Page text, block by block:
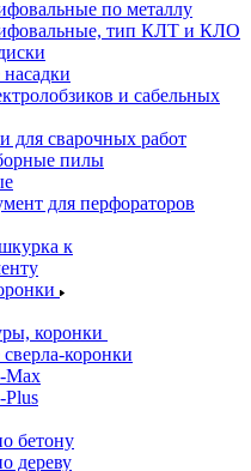
по металлу
тип КЛТ и КЛО
и сабельных
для сварочных работ
пилы
для перфораторов
к
коронки
коронки
Max
бетону
дереву